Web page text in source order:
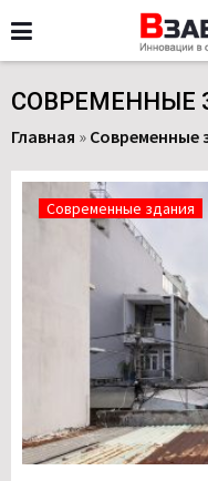
СОВРЕМЕННЫЕ
Главная » Современные
Современные здания